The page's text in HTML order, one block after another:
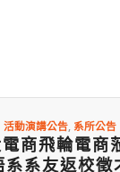
活動演講公告,系所公告
商飛輪電商
系系友返校徵